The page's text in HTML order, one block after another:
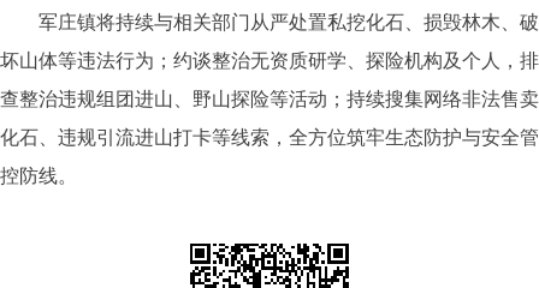
军庄镇将持续与相关部门从严处置私挖化石、损毁林木、破
坏山体等违法行为；约谈整治无资质研学、探险机构及个人，排
查整治违规组团进山、野山探险等活动；持续搜集网络非法售卖
化石、违规引流进山打卡等线索，全方位筑牢生态防护与安全管
控防线。